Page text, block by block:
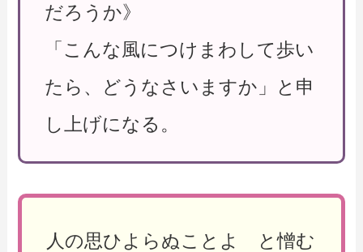
だろうか》
「こんな風につけまわして歩い
たら、どうなさいますか」と申
し上げになる。
人の思ひよらぬことよ と憎む